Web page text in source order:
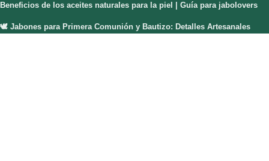
Beneficios de los aceites naturales para la piel | Guía para jabolovers
🕊️ Jabones para Primera Comunión y Bautizo: Detalles Artesanales